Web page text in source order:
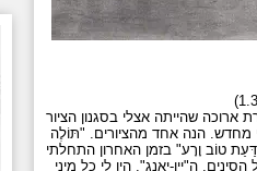
ארוכה שהייתה אצלי בסגנון הציור
מחדש. הנה אחד מהציורים. "תּוֹלֶה
טוֹב וָרָע" בזמן האחרון התחלתי
ה"יין-יאנג". היו לי כל מיני